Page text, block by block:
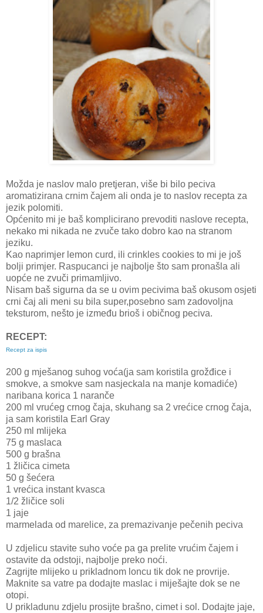
Možda je naslov malo pretjeran, više bi bilo peciva
aromatizirana crnim čajem ali onda je to naslov recepta za
jezik polomiti.
Općenito mi je baš komplicirano prevoditi naslove recepta,
nekako mi nikada ne zvuče tako dobro kao na stranom
jeziku.
Kao naprimjer lemon curd, ili crinkles cookies to mi je još
bolji primjer. Raspucanci je najbolje što sam pronašla ali
uopće ne zvuči primamljivo.
Nisam baš sigurna da se u ovim pecivima baš okusom osjeti
crni čaj ali meni su bila super,posebno sam zadovoljna
teksturom, nešto je između brioš i običnog peciva.
RECEPT:
Recept za ispis
200 g mješanog suhog voća(ja sam koristila grožđice i
smokve, a smokve sam nasjeckala na manje komadiće)
naribana korica 1 naranče
200 ml vrućeg crnog čaja, skuhang sa 2 vrećice crnog čaja,
ja sam koristila Earl Gray
250 ml mlijeka
75 g maslaca
500 g brašna
1 žličica cimeta
50 g šećera
1 vrećica instant kvasca
1/2 žličice soli
1 jaje
marmelada od marelice, za premazivanje pečenih peciva
U zdjelicu stavite suho voće pa ga prelite vrućim čajem i
ostavite da odstoji, najbolje preko noći.
Zagrijte mlijeko u prikladnom loncu tik dok ne provrije.
Maknite sa vatre pa dodajte maslac i miješajte dok se ne
otopi.
U prikladunu zdjelu prosijte brašno, cimet i sol. Dodajte jaje,